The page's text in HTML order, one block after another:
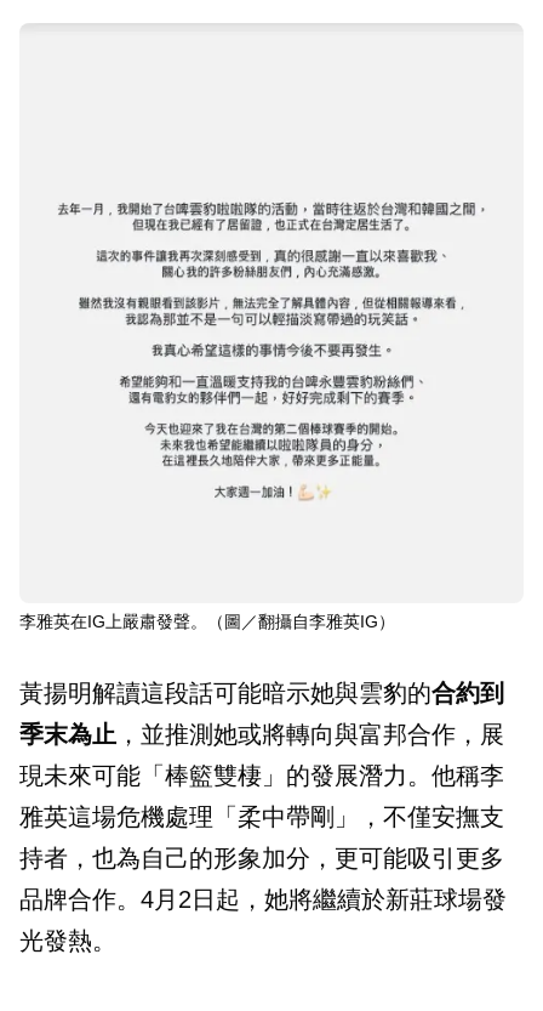
李雅英在IG上嚴肅發聲。（圖／翻攝自李雅英IG）
黃揚明解讀這段話可能暗示她與雲豹的合約到
季末為止 ，並推測她或將轉向與富邦合作，展
現未來可能「棒籃雙棲」的發展潛力。他稱李
雅英這場危機處理「柔中帶剛」，不僅安撫支
持者，也為自己的形象加分，更可能吸引更多
品牌合作。4月2日起，她將繼續於新莊球場發
光發熱。